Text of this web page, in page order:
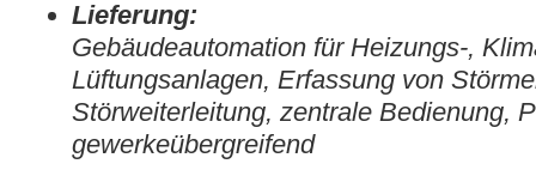
Lieferung:
Gebäudeautomation für Heizungs-,
Lüftungsanlagen, Erfassung von
Störweiterleitung, zentrale Bedienung,
gewerkeübergreifend